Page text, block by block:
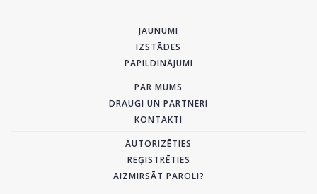
JAUNUMI
IZSTĀDES
PAPILDINĀJUMI
PAR MUMS
DRAUGI UN PARTNERI
KONTAKTI
AUTORIZĒTIES
REĢISTRĒTIES
AIZMIRSĀT PAROLI?